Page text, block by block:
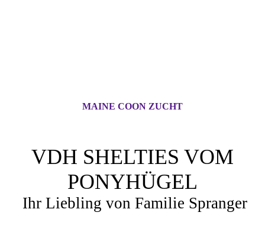
MAINE COON ZUCHT
VDH SHELTIES VOM
PONYHÜGEL
Ihr Liebling von Familie Spranger